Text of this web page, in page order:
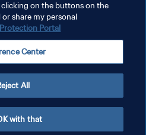
on the buttons on the
share my personal
Portal
Center
All
with that